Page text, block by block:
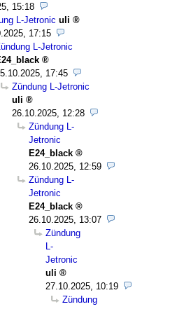
15:18
L-Jetronic uli
17:15
L-Jetronic
17:45
Zündung L-Jetronic
uli
26.10.2025, 12:28
Zündung L-
Jetronic
E24_black
26.10.2025, 12:59
Zündung L-
Jetronic
E24_black
26.10.2025, 13:07
Zündung
L-
Jetronic
uli
27.10.2025, 10:19
Zündung